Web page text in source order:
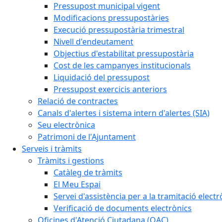
Pressupost municipal vigent
Modificacions pressupostàries
Execució pressupostària trimestral
Nivell d'endeutament
Objectius d'estabilitat pressupostària
Cost de les campanyes institucionals
Liquidació del pressupost
Pressupost exercicis anteriors
Relació de contractes
Canals d'alertes i sistema intern d'alertes (SIA)
Seu electrònica
Patrimoni de l'Ajuntament
Serveis i tràmits
Tràmits i gestions
Catàleg de tràmits
El Meu Espai
Servei d'assistència per a la tramitació
Verificació de documents electrònics